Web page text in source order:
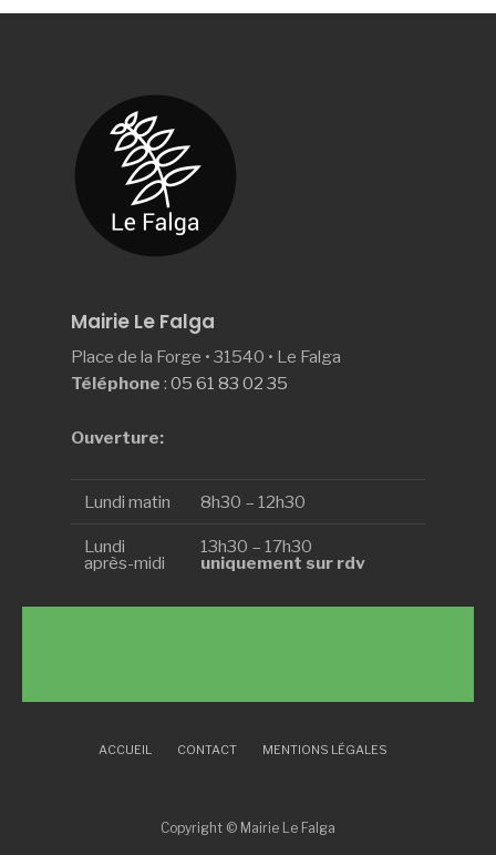
Mairie Le Falga
Place de la Forge • 31540 • Le Falga
Téléphone : 05 61 83 02 35
Ouverture:
Lundi matin 8h30 – 12h30
Lundi
après-midi
13h30 – 17h30
uniquement sur rdv
ACCUEIL CONTACT MENTIONS LÉGALES
Copyright © Mairie Le Falga